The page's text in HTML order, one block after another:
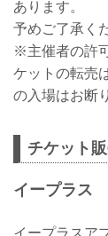
あります。
予めご了承く
※主催者の許
ケットの転売
の入場はお断
チケット
イープラス